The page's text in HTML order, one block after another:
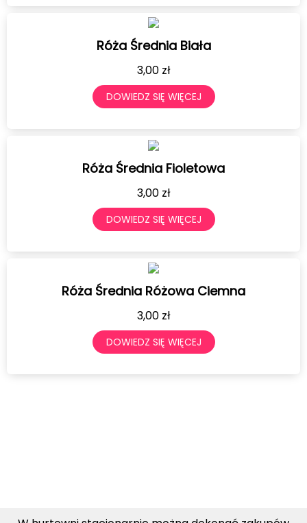
Róża Średnia Biała
3,00 zł
DOWIEDZ SIĘ WIĘCEJ
Róża Średnia Fioletowa
3,00 zł
DOWIEDZ SIĘ WIĘCEJ
Róża Średnia Różowa Ciemna
3,00 zł
DOWIEDZ SIĘ WIĘCEJ